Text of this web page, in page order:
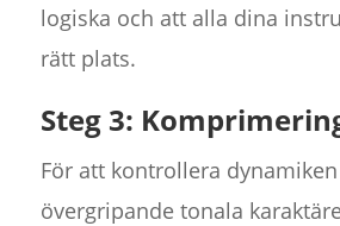
logiska och att alla dina
rätt plats.
Steg 3:
För att kontrollera
övergripande tonala